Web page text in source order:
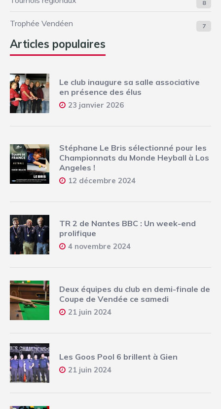
8
Trophée Vendéen 7
Articles populaires
Le club inaugure sa salle associative
en présence des élus
23 janvier 2026
Stéphane Le Bris sélectionné pour les
Championnats du Monde Heyball à Los
Angeles !
12 décembre 2024
TR 2 de Nantes BBC : Un week-end
prolifique
4 novembre 2024
Deux équipes du club en demi-finale de
Coupe de Vendée ce samedi
21 juin 2024
Les Goos Pool 6 brillent à Gien
21 juin 2024